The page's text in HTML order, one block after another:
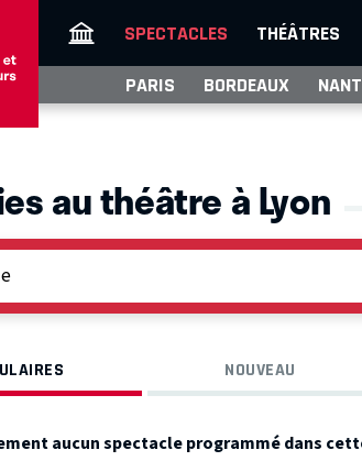
SPECTACLES THÉÂTRES
PARIS BORDEAUX
au théâtre à Lyon
NOUVEAU
aucun spectacle programmé dans